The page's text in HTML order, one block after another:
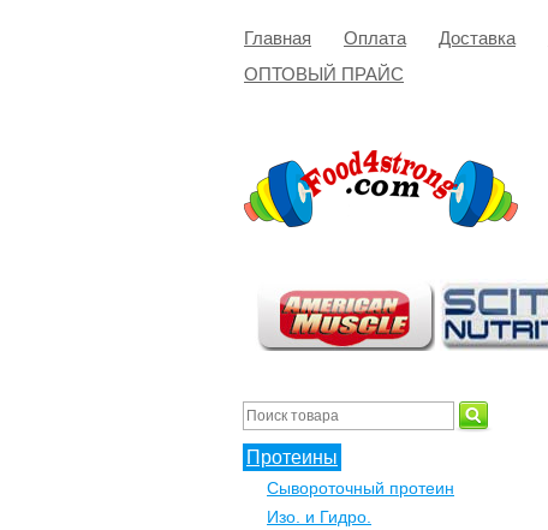
Главная Оплата Доставка
ОПТОВЫЙ ПРАЙС
Протеины
Сывороточный протеин
Изо. и Гидро.